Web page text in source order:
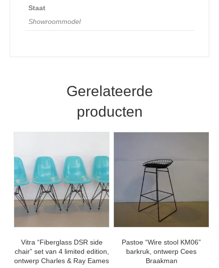
Staat
Showroommodel
Gerelateerde
producten
Vitra “Fiberglass DSR side
chair” set van 4 limited edition,
ontwerp Charles & Ray Eames
Pastoe “Wire stool KM06”
barkruk, ontwerp Cees
Braakman